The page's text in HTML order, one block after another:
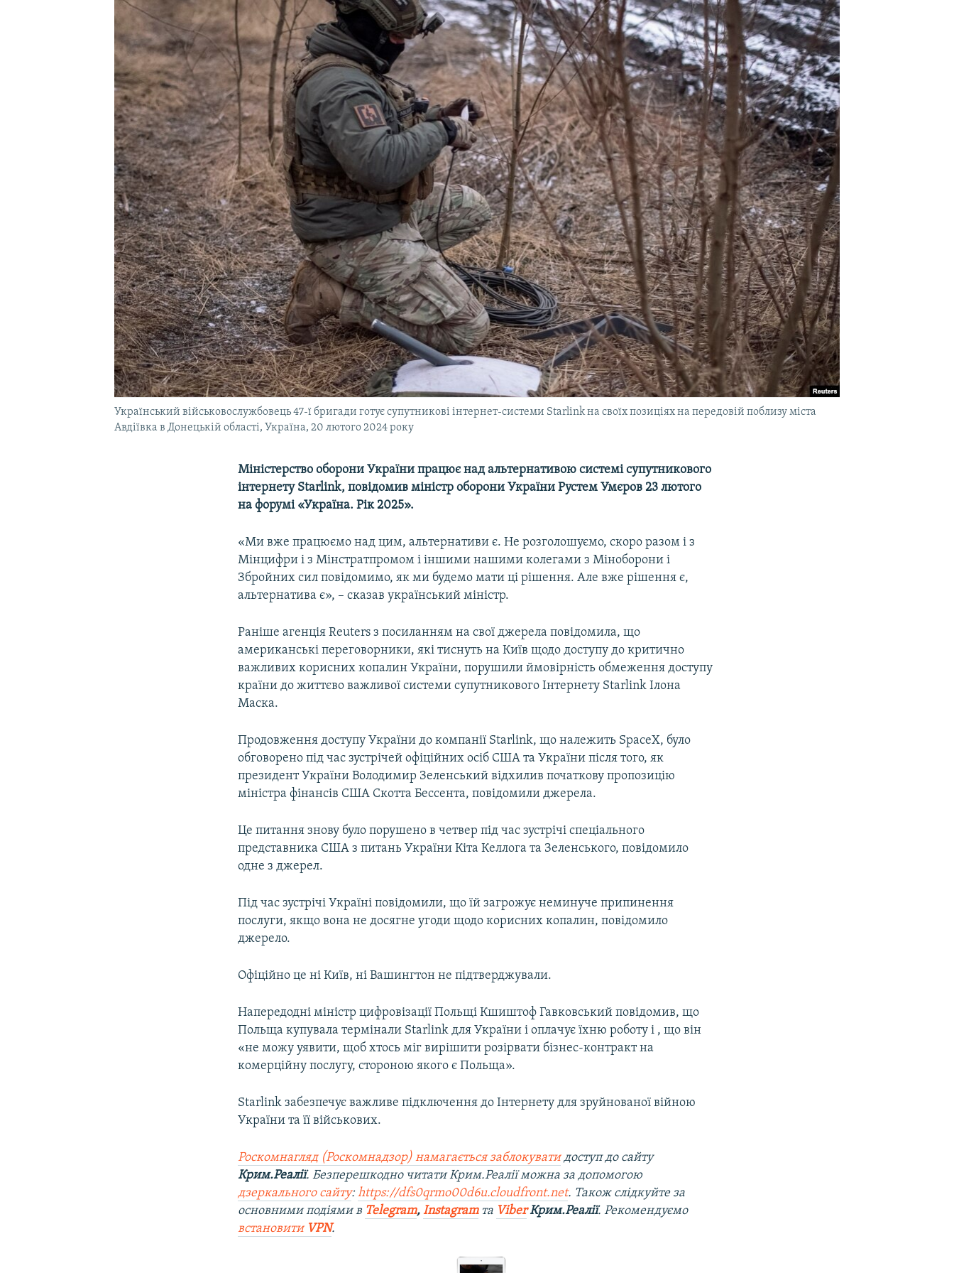
УКРАЇНСЬКА ПРОБЛЕМА КРИМУ
Український військовослужбовець 47-ї бригади готує супутникові інтернет-системи Starlink на своїх позиціях на передовій поблизу міста
Авдіївка в Донецькій області, Україна, 20 лютого 2024 року
Міністерство оборони України працює над альтернативою системі супутникового
інтернету Starlink, повідомив міністр оборони України Рустем Умєров 23 лютого
на форумі «Україна. Рік 2025».
«Ми вже працюємо над цим, альтернативи є. Не розголошуємо, скоро разом і з
Мінцифри і з Мінстратпромом і іншими нашими колегами з Міноборони і
Збройних сил повідомимо, як ми будемо мати ці рішення. Але вже рішення є,
альтернатива є», – сказав український міністр.
Раніше агенція Reuters з посиланням на свої джерела повідомила, що
американські переговорники, які тиснуть на Київ щодо доступу до критично
важливих корисних копалин України, порушили ймовірність обмеження доступу
країни до життєво важливої системи супутникового Інтернету Starlink Ілона
Маска.
Продовження доступу України до компанії Starlink, що належить SpaceX, було
обговорено під час зустрічей офіційних осіб США та України після того, як
президент України Володимир Зеленський відхилив початкову пропозицію
міністра фінансів США Скотта Бессента, повідомили джерела.
Це питання знову було порушено в четвер під час зустрічі спеціального
представника США з питань України Кіта Келлога та Зеленського, повідомило
одне з джерел.
Під час зустрічі Україні повідомили, що їй загрожує неминуче припинення
послуги, якщо вона не досягне угоди щодо корисних копалин, повідомило
джерело.
Офіційно це ні Київ, ні Вашингтон не підтверджували.
Напередодні міністр цифровізації Польщі Кшиштоф Гавковський повідомив, що
Польща купувала термінали Starlink для України і оплачує їхню роботу і , що він
«не можу уявити, щоб хтось міг вирішити розірвати бізнес-контракт на
комерційну послугу, стороною якого є Польща».
Starlink забезпечує важливе підключення до Інтернету для зруйнованої війною
України та її військових.
Роскомнагляд (Роскомнадзор) намагається заблокуватидоступ до сайту
Крим.Реалії. Безперешкодно читати Крим.Реалії можна за допомогою
дзеркального сайту:https://dfs0qrmo00d6u.cloudfront.net. Також слідкуйте за
основними подіями в Telegram,Instagramта ViberКрим.Реалії. Рекомендуємо
встановити VPN.